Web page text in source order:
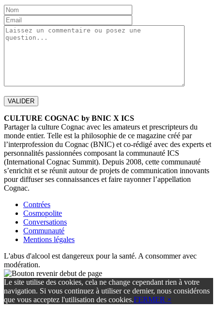
CULTURE COGNAC by BNIC X ICS
Partager la culture Cognac avec les amateurs et prescripteurs du
monde entier. Telle est la philosophie de ce magazine créé par
l’interprofession du Cognac (BNIC) et co-rédigé avec des experts et
personnalités passionnées composant la communauté ICS
(International Cognac Summit). Depuis 2008, cette communauté
s’enrichit et se réunit autour de projets de communication innovants
pour diffuser ses connaissances et faire rayonner l’appellation
Cognac.
Contrées
Cosmopolite
Conversations
Communauté
Mentions légales
L'abus d'alcool est dangereux pour la santé. A consommer avec
modération.
Le site utilise des cookies, cela ne change cependant rien à votre
navigation. Si vous continuez à utiliser ce dernier, nous considérons
que vous acceptez l'utilisation des cookies.FERMER ×